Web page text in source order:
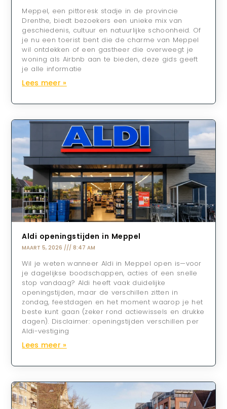
Meppel, een pittoresk stadje in de provincie
Drenthe, biedt bezoekers een unieke mix van
geschiedenis, cultuur en natuurlijke schoonheid. Of
je nu een toerist bent die de charme van Meppel
wil ontdekken of een gastheer die overweegt je
woning als Airbnb aan te bieden, deze gids geeft
je alle informatie
Lees meer »
Aldi openingstijden in Meppel
MAART 5, 2026 8:47 AM
Wil je weten wanneer Aldi in Meppel open is—voor
je dagelijkse boodschappen, acties of een snelle
stop vandaag? Aldi heeft vaak duidelijke
openingstijden, maar de verschillen zitten in
zondag, feestdagen en het moment waarop je het
beste kunt gaan (zeker rond actiewissels en drukke
dagen). Disclaimer: openingstijden verschillen per
Aldi-vestiging
Lees meer »